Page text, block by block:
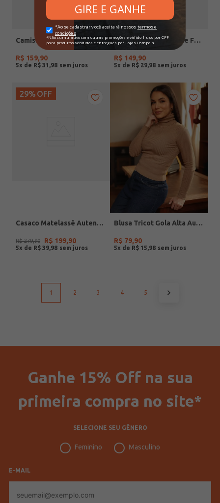
Camisa Listra Lateral Autentique Feminina CINZA
R$ 159,90
5x de R$ 31 98
Calça Reta Autentique Feminina CINZA
R$ 149,90
5x de R$ 29 98
29% OFF
Casaco Matelassê Autentique Feminino MARINHO
R$ 279,90 R$ 199,90
5x de R$ 39 98
Blusa Tricot Gola Alta Autentique Feminina MARROM
R$ 79,90
5x de R$ 15 98
1 2 3 4 5
Ganhe 15% Off na sua
primeira compra no site*
SELECIONE SEU GÊNERO
Feminino Masculino
E-MAIL
mail